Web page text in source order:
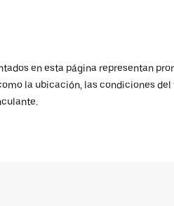
en esta página representan
la ubicación, las condiciones